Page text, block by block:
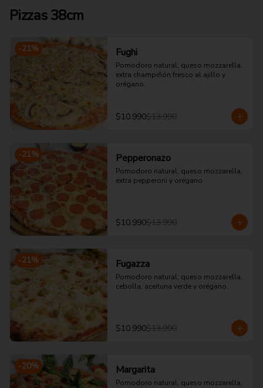
Pizzas 38cm
-21% Fughi
Pomodoro natural, queso mozzarella,
extra champiñón fresco al ajillo y
orégano.
$10.990$13.990
-21% Pepperonazo
Pomodoro natural, queso mozzarella,
extra pepperoni y orégano.
$10.990$13.990
-21% Fugazza
Pomodoro natural, queso mozzarella,
cebolla, aceituna verde y orégano.
$10.990$13.990
-20% Margarita
Pomodoro natural, queso mozzarella,